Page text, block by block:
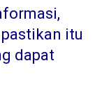
itu
dapat